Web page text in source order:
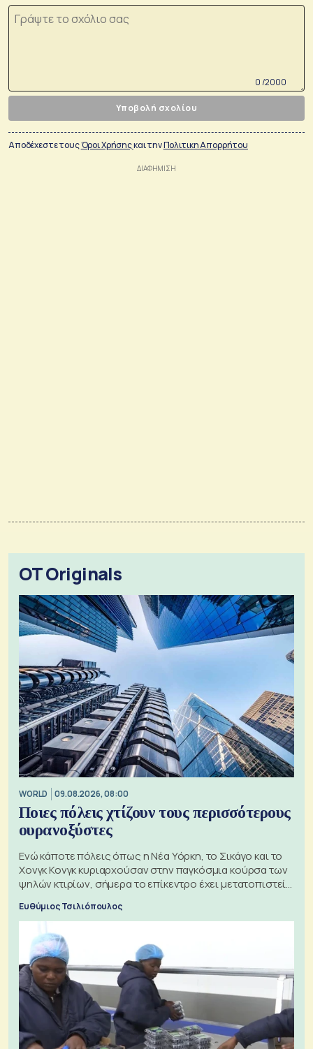
0 /2000
Υποβολή σχολίου
Αποδέχεστε τουςΌροι Χρήσηςκαι τηνΠολιτικη Απορρήτου
OT Originals
WORLD 09.08.2026, 08:00
Ποιες πόλεις χτίζουν τους περισσότερους
ουρανοξύστες
Ενώ κάποτε πόλεις όπως η Νέα Υόρκη, το Σικάγο και το
Χονγκ Κονγκ κυριαρχούσαν στην παγκόσμια κούρσα των
ψηλών κτιρίων, σήμερα το επίκεντρο έχει μετατοπιστεί
Ευθύμιος Τσιλιόπουλος